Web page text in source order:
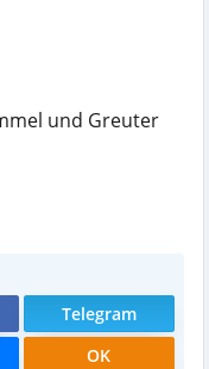
und Greuter
Telegram
OK